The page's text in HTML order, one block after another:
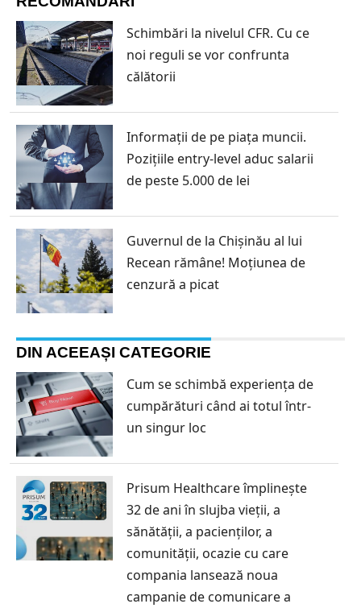
Schimbări la nivelul CFR. Cu ce
noi reguli se vor confrunta
călătorii
Informații de pe piața muncii.
Pozițiile entry-level aduc salarii
de peste 5.000 de lei
Guvernul de la Chișinău al lui
Recean rămâne! Moțiunea de
cenzură a picat
DIN ACEEAȘI CATEGORIE
Cum se schimbă experiența de
cumpărături când ai totul într-
un singur loc
Prisum Healthcare împlinește
32 de ani în slujba vieții, a
sănătății, a pacienților, a
comunității, ocazie cu care
compania lansează noua
campanie de comunicare a